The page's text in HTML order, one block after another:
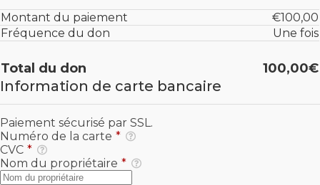
Montant du paiement
€100,00
Fréquence du don
Une fois
Total du don 100,00€
Information de carte bancaire
Paiement sécurisé par SSL.
Numéro de la carte *
CVC *
Nom du propriétaire *